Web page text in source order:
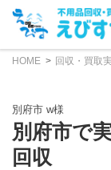
HOME 回収・買取
別府市 w様
別府市で
回収